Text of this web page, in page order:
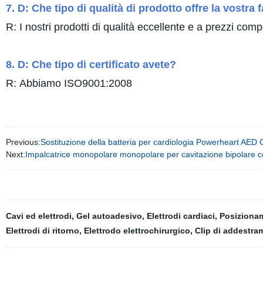
7. D: Che tipo di qualità di prodotto offre la vostra
R: I nostri prodotti di qualità eccellente e a prezzi
8. D: Che tipo di certificato avete?
R: Abbiamo ISO9001:2008
Previous:Sostituzione della batteria per cardiologia Powerheart AED
Next:Impalcatrice monopolare monopolare per cavitazione bipolare
Cavi ed elettrodi, Gel autoadesivo, Elettrodi cardiaci,
Elettrodi di ritorno, Elettrodo elettrochirurgico, Clip di